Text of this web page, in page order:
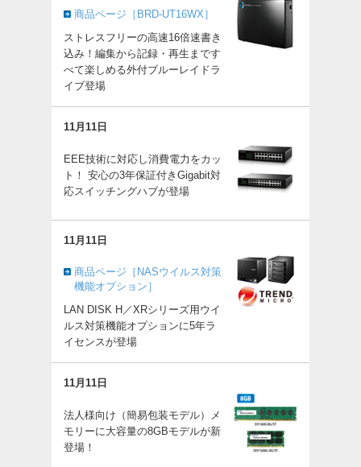
商品ページ［BRD-UT16WX］
ストレスフリーの高速16倍速書き
込み！編集から記録・再生まです
べて楽しめる外付ブルーレイドラ
イブ登場
11月11日
EEE技術に対応し消費電力をカッ
ト！ 安心の3年保証付きGigabit対
応スイッチングハブが登場
11月11日
商品ページ［NASウイルス対策
機能オプション］
LAN DISK H／XRシリーズ用ウイ
ルス対策機能オプションに5年ラ
イセンスが登場
11月11日
法人様向け（簡易包装モデル）メ
モリーに大容量の8GBモデルが新
登場！